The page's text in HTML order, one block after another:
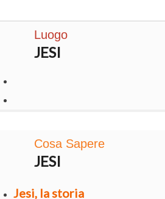
Luogo
JESI
Cosa Sapere
JESI
Jesi, la storia